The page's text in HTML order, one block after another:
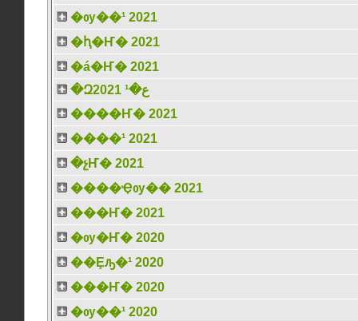
�ѹ��¹ 2021
�ԧ�Ҥ� 2021
�á�Ҥ� 2021
�Զع�¹ 2021
����Ҥ� 2021
����¹ 2021
�չҤ� 2021
����Ҿѹ�� 2021
���Ҥ� 2021
�ѹ�Ҥ� 2020
��Ȩԡ�¹ 2020
���Ҥ� 2020
�ѹ��¹ 2020